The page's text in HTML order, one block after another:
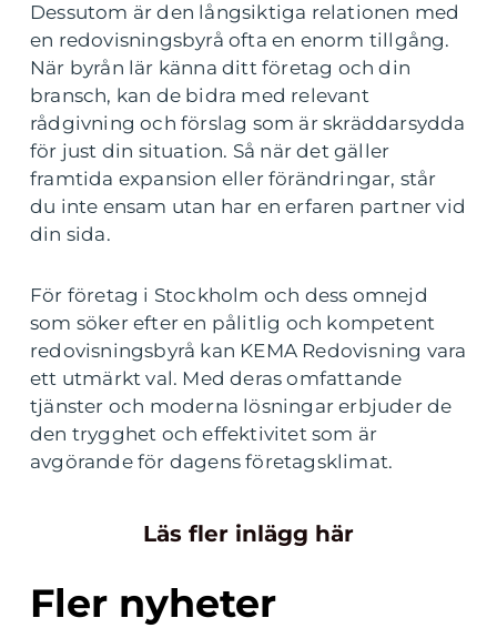
Dessutom är den långsiktiga relationen med
en redovisningsbyrå ofta en enorm tillgång.
När byrån lär känna ditt företag och din
bransch, kan de bidra med relevant
rådgivning och förslag som är skräddarsydda
för just din situation. Så när det gäller
framtida expansion eller förändringar, står
du inte ensam utan har en erfaren partner vid
din sida.
För företag i Stockholm och dess omnejd
som söker efter en pålitlig och kompetent
redovisningsbyrå kan KEMA Redovisning vara
ett utmärkt val. Med deras omfattande
tjänster och moderna lösningar erbjuder de
den trygghet och effektivitet som är
avgörande för dagens företagsklimat.
Läs fler inlägg här
Fler nyheter